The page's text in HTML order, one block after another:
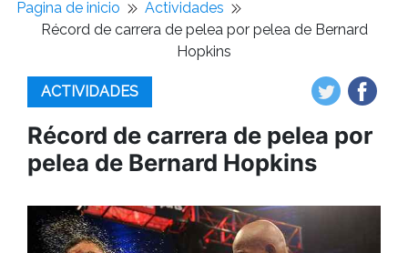
Pagina de inicio
Actividades
Récord de carrera de pelea por pelea de Bernard
Hopkins
ACTIVIDADES
Récord de carrera de pelea por
pelea de Bernard Hopkins